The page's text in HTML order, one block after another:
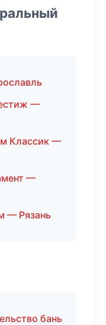
—
Классик —
—
— Рязань
бань